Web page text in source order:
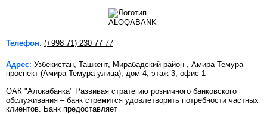
Телефон: (+998 71) 230 77 77
Адрес: Узбекистан, Ташкент, Мирабадский район , Амира Темура
проспект (Амира Темура улица), дом 4, этаж 3, офис 1
ОАК "Алокабанка" Развивая стратегию розничного банковского
обслуживания – банк стремится удовлетворить потребности частных
клиентов. Банк предоставляет